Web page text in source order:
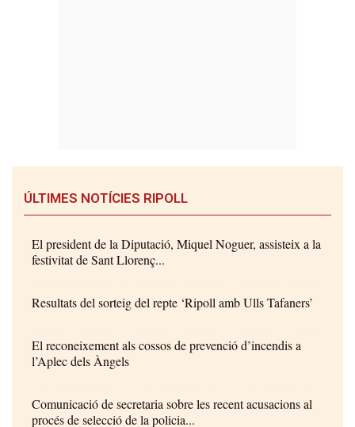
ÚLTIMES NOTÍCIES RIPOLL
El president de la Diputació, Miquel Noguer, assisteix a la
festivitat de Sant Llorenç...
Resultats del sorteig del repte ‘Ripoll amb Ulls Tafaners’
El reconeixement als cossos de prevenció d’incendis a
l’Aplec dels Àngels
Comunicació de secretaria sobre les recent acusacions al
procés de selecció de la policia...